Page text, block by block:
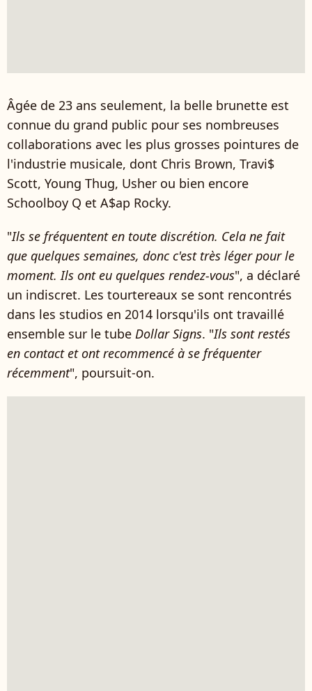
Âgée de 23 ans seulement, la belle brunette est
connue du grand public pour ses nombreuses
collaborations avec les plus grosses pointures de
l'industrie musicale, dont Chris Brown, Travi$
Scott, Young Thug, Usher ou bien encore
Schoolboy Q et A$ap Rocky.
"Ils se fréquentent en toute discrétion. Cela ne fait
que quelques semaines, donc c'est très léger pour le
moment. Ils ont eu quelques rendez-vous", a déclaré
un indiscret. Les tourtereaux se sont rencontrés
dans les studios en 2014 lorsqu'ils ont travaillé
ensemble sur le tube Dollar Signs. "Ils sont restés
en contact et ont recommencé à se fréquenter
récemment", poursuit-on.